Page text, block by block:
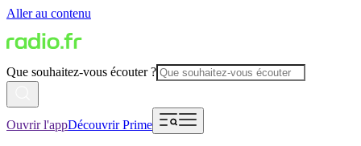
Aller au contenu
Que souhaitez-vous écouter ?
Ouvrir l'appDécouvrir Prime